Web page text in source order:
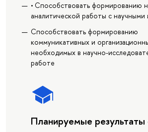
• Способствовать формированию
аналитической работы с научными
Способствовать формированию
коммуникативных и
необходимых в научно-
работе
Планируемые результаты